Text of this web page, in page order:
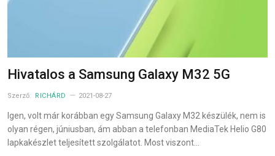
Hivatalos a Samsung Galaxy M32 5G
Szerző: RICHÁRD 2021-08-27
Igen, volt már korábban egy Samsung Galaxy M32 készülék, nem is
olyan régen, júniusban, ám abban a telefonban MediaTek Helio G80
lapkakészlet teljesített szolgálatot. Most viszont…